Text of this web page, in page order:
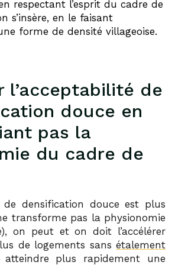
respectant l’esprit du cadre de
s’insère, en le faisant
forme de densité villageoise.
l’acceptabilité de
douce en
pas la
du cadre de
de densification douce est plus
transforme pas la physionomie
on peut et on doit l’accélérer
de logements sans étalement
plus rapidement une